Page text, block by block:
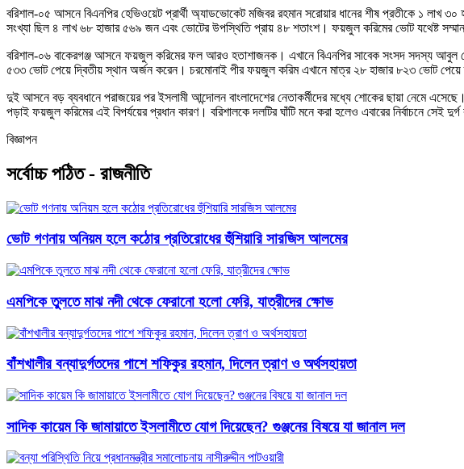
বরিশাল-০৫ আসনে বিএনপির হেভিওয়েট প্রার্থী অ্যাডভোকেট মজিবর রহমান সরোয়ার ধানের শীষ প্রতীকে ১
সংখ্যা ছিল ৪ লাখ ৬৮ হাজার ৫৬৯ জন এবং ভোটের উপস্থিতি প্রায় ৪৮ শতাংশ। ফয়জুল করিমের ভোট যথেষ্ট
বরিশাল-০৬ বাকেরগঞ্জ আসনে ফয়জুল করিমের ফল আরও হতাশাজনক। এখানে বিএনপির সাবেক সংসদ সদস্য আবুল
৫৩৩ ভোট পেয়ে দ্বিতীয় স্থান অর্জন করেন। চরমোনাই পীর ফয়জুল করিম এখানে মাত্র ২৮ হাজার ৮২৩ ভোট
দুই আসনে বড় ব্যবধানে পরাজয়ের পর ইসলামী আন্দোলন বাংলাদেশের নেতাকর্মীদের মধ্যে শোকের ছায়া নেমে
পড়াই ফয়জুল করিমের এই বিপর্যয়ের প্রধান কারণ। বরিশালকে দলটির ঘাঁটি মনে করা হলেও এবারের নির্বাচনে সেই
বিজ্ঞাপন
সর্বোচ্চ পঠিত - রাজনীতি
ভোট গণনায় অনিয়ম হলে কঠোর প্রতিরোধের হুঁশিয়ারি সারজিস আলমের
এমপিকে তুলতে মাঝ নদী থেকে ফেরানো হলো ফেরি, যাত্রীদের ক্ষোভ
বাঁশখালীর বন্যাদুর্গতদের পাশে শফিকুর রহমান, দিলেন ত্রাণ ও অর্থসহায়তা
সাদিক কায়েম কি জামায়াতে ইসলামীতে যোগ দিয়েছেন? গুঞ্জনের বিষয়ে যা জানাল দল